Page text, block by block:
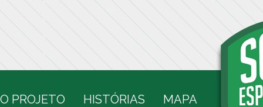
O PROJETO HISTÓRIAS MAPA